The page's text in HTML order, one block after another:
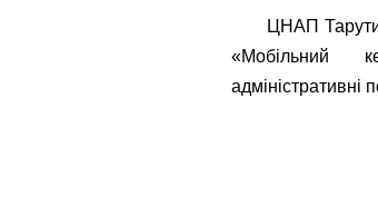
ЦНАП
«Мобільний